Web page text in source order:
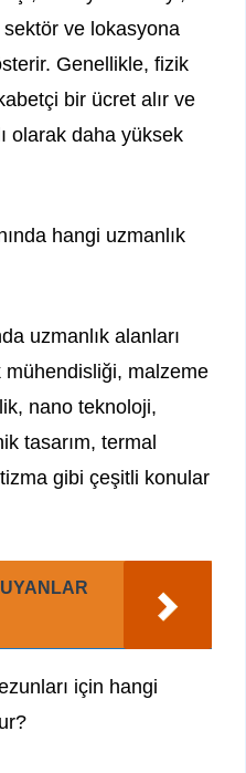
sektör ve lokasyona
Genellikle, fizik
bir ücret alır ve
olarak daha yüksek
hangi uzmanlık
uzmanlık alanları
mühendisliği, malzeme
nano teknoloji,
tasarım, termal
gibi çeşitli konular
için hangi